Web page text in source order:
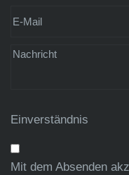
Einverständnis
Mit dem Absenden